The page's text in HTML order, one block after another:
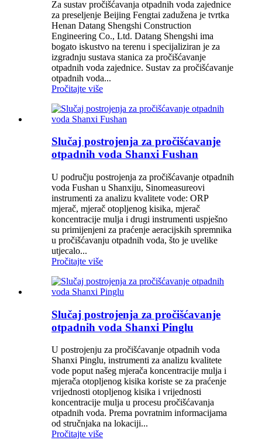
Za sustav pročišćavanja otpadnih voda zajednice
za preseljenje Beijing Fengtai zadužena je tvrtka
Henan Datang Shengshi Construction
Engineering Co., Ltd. Datang Shengshi ima
bogato iskustvo na terenu i specijaliziran je za
izgradnju sustava stanica za pročišćavanje
otpadnih voda zajednice. Sustav za pročišćavanje
otpadnih voda...
Pročitajte više
Slučaj postrojenja za pročišćavanje
otpadnih voda Shanxi Fushan
U području postrojenja za pročišćavanje otpadnih
voda Fushan u Shanxiju, Sinomeasureovi
instrumenti za analizu kvalitete vode: ORP
mjerač, mjerač otopljenog kisika, mjerač
koncentracije mulja i drugi instrumenti uspješno
su primijenjeni za praćenje aeracijskih spremnika
u pročišćavanju otpadnih voda, što je uvelike
utjecalo...
Pročitajte više
Slučaj postrojenja za pročišćavanje
otpadnih voda Shanxi Pinglu
U postrojenju za pročišćavanje otpadnih voda
Shanxi Pinglu, instrumenti za analizu kvalitete
vode poput našeg mjerača koncentracije mulja i
mjerača otopljenog kisika koriste se za praćenje
vrijednosti otopljenog kisika i vrijednosti
koncentracije mulja u procesu pročišćavanja
otpadnih voda. Prema povratnim informacijama
od stručnjaka na lokaciji...
Pročitajte više